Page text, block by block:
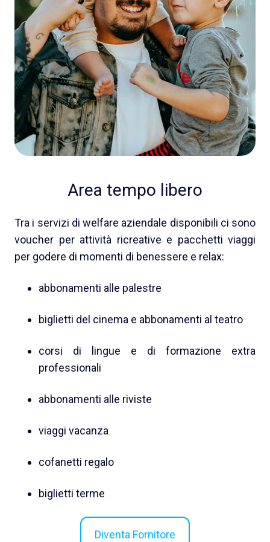
Area tempo libero
Tra i servizi di welfare aziendale disponibili ci sono
voucher per attività ricreative e pacchetti viaggi
per godere di momenti di benessere e relax:
abbonamenti alle palestre
biglietti del cinema e abbonamenti al teatro
corsi di lingue e di formazione extra
professionali
abbonamenti alle riviste
viaggi vacanza
cofanetti regalo
biglietti terme
Diventa Fornitore